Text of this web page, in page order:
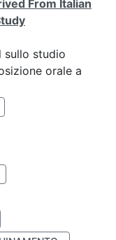
From Italian
sullo studio
orale a